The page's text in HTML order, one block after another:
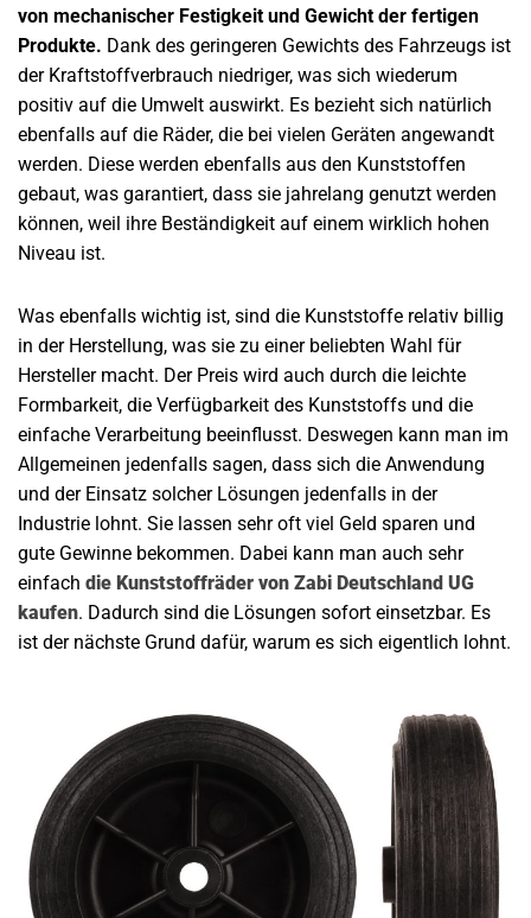
von mechanischer Festigkeit und Gewicht der fertigen
Produkte. Dank des geringeren Gewichts des Fahrzeugs ist
der Kraftstoffverbrauch niedriger, was sich wiederum
positiv auf die Umwelt auswirkt. Es bezieht sich natürlich
ebenfalls auf die Räder, die bei vielen Geräten angewandt
werden. Diese werden ebenfalls aus den Kunststoffen
gebaut, was garantiert, dass sie jahrelang genutzt werden
können, weil ihre Beständigkeit auf einem wirklich hohen
Niveau ist.
Was ebenfalls wichtig ist, sind die Kunststoffe relativ billig
in der Herstellung, was sie zu einer beliebten Wahl für
Hersteller macht. Der Preis wird auch durch die leichte
Formbarkeit, die Verfügbarkeit des Kunststoffs und die
einfache Verarbeitung beeinflusst. Deswegen kann man im
Allgemeinen jedenfalls sagen, dass sich die Anwendung
und der Einsatz solcher Lösungen jedenfalls in der
Industrie lohnt. Sie lassen sehr oft viel Geld sparen und
gute Gewinne bekommen. Dabei kann man auch sehr
einfach die Kunststoffräder von Zabi Deutschland UG
kaufen. Dadurch sind die Lösungen sofort einsetzbar. Es
ist der nächste Grund dafür, warum es sich eigentlich lohnt.